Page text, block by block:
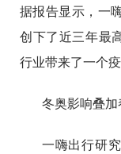
据报告显示，一
创下了近三年最
行业带来了一个
冬奥影响叠
一嗨出行研